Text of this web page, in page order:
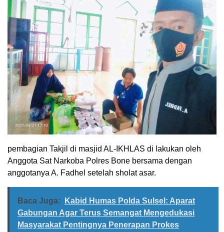
pembagian Takjil di masjid AL-IKHLAS di lakukan oleh
Anggota Sat Narkoba Polres Bone bersama dengan
anggotanya A. Fadhel setelah sholat asar.
Baca Juga:
Kabid Humas Polda Sulsel: Aparat
Gabungan Agar Terus Semangat Mengedukasi
Masyarakat Pentingnya Penerapan Prokes